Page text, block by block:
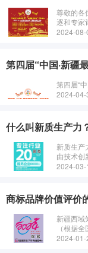
尊敬的各
逐和专家
&rdquo;
2024-08-
第四届“中国·新疆
第四届“
2024-04-
什么叫新质生产力
新质生产
由技术创
生产力形
2024-03-
新疆西域
（根据
标的注册
2024-01-